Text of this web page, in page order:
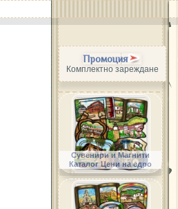
Промоция
Комплектно зареждане
Сувенири и Магнити
Каталог Цени на едро